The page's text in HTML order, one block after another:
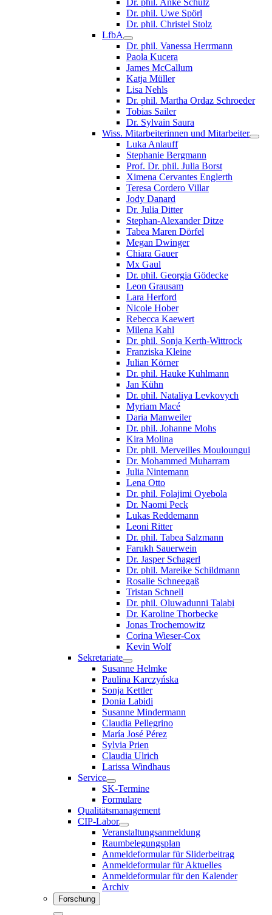
Dr. phil. Uwe Spörl
Dr. phil. Christel Stolz
LfbA
Dr. phil. Vanessa Herrmann
Paola Kucera
James McCallum
Katja Müller
Lisa Nehls
Dr. phil. Martha Ordaz Schroeder
Tobias Sailer
Dr. Sylvain Saura
Wiss. Mitarbeiterinnen und Mitarbeiter
Luka Anlauff
Stephanie Bergmann
Prof. Dr. phil. Julia Borst
Ximena Cervantes Englerth
Teresa Cordero Villar
Jody Danard
Dr. Julia Ditter
Stephan-Alexander Ditze
Tabea Maren Dörfel
Megan Dwinger
Chiara Gauer
Mx Gaul
Dr. phil. Georgia Gödecke
Leon Grausam
Lara Herford
Nicole Hober
Rebecca Kaewert
Milena Kahl
Dr. phil. Sonja Kerth-Wittrock
Franziska Kleine
Julian Körner
Dr. phil. Hauke Kuhlmann
Jan Kühn
Dr. phil. Nataliya Levkovych
Myriam Macé
Daria Manweiler
Dr. phil. Johanne Mohs
Kira Molina
Dr. phil. Merveilles Mouloungui
Dr. Mohammed Muharram
Julia Nintemann
Lena Otto
Dr. phil. Folajimi Oyebola
Dr. Naomi Peck
Lukas Reddemann
Leoni Ritter
Dr. phil. Tabea Salzmann
Farukh Sauerwein
Dr. Jasper Schagerl
Dr. phil. Mareike Schildmann
Rosalie Schneegaß
Tristan Schnell
Dr. phil. Oluwadunni Talabi
Dr. Karoline Thorbecke
Jonas Trochemowitz
Corina Wieser-Cox
Kevin Wolf
Sekretariate
Susanne Helmke
Paulina Karczyńska
Sonja Kettler
Donia Labidi
Susanne Mindermann
Claudia Pellegrino
María José Pérez
Sylvia Prien
Claudia Ulrich
Larissa Windhaus
Service
SK-Termine
Formulare
Qualitätsmanagement
CIP-Labor
Veranstaltungsanmeldung
Raumbelegungsplan
Anmeldeformular für Sliderbeitrag
Anmeldeformular für Aktuelles
Anmeldeformular für den Kalender
Archiv
Forschung